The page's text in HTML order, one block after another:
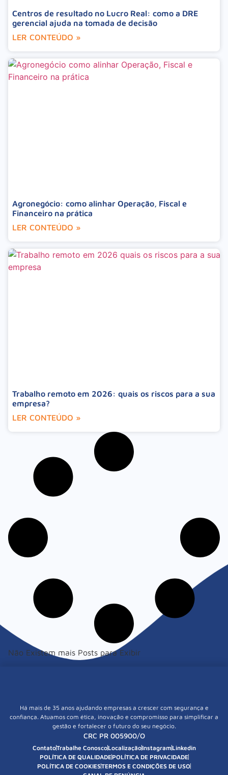
Centros de resultado no Lucro Real: como a DRE
gerencial ajuda na tomada de decisão
LER CONTEÚDO »
Agronegócio: como alinhar Operação, Fiscal e
Financeiro na prática
LER CONTEÚDO »
Trabalho remoto em 2026: quais os riscos para a sua
empresa?
LER CONTEÚDO »
Não Existem mais Posts para Exibir
Há mais de 35 anos ajudando empresas a crescer com segurança e
confiança. Atuamos com ética, inovação e compromisso para simplificar a
gestão e fortalecer o futuro do seu negócio.
CRC PR 005900/O
ContatoTrabalhe ConoscoLocalizaçãoInstagram Linkedin
POLÍTICA DE QUALIDADEPOLÍTICA DE PRIVACIDADE
POLÍTICA DE COOKIESTERMOS E CONDIÇÕES DE USO